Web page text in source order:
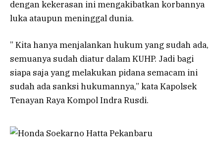
dengan kekerasan ini mengakibatkan korbannya
luka ataupun meninggal dunia.
” Kita hanya menjalankan hukum yang sudah ada,
semuanya sudah diatur dalam KUHP. Jadi bagi
siapa saja yang melakukan pidana semacam ini
sudah ada sanksi hukumannya,” kata Kapolsek
Tenayan Raya Kompol Indra Rusdi.